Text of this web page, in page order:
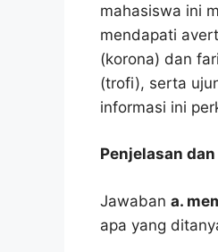
mahasiswa ini
mendapati
(korona) dan
(trofi), serta
informasi ini
Penjelasan
Jawaban a.
apa yang